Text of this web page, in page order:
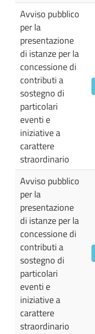
Avviso pubblico
per la
presentazione
di istanze per la
concessione di
contributi a
sostegno di
particolari
eventi e
iniziative a
carattere
straordinario
Avviso pubblico
per la
presentazione
di istanze per la
concessione di
contributi a
sostegno di
particolari
eventi e
iniziative a
carattere
straordinario